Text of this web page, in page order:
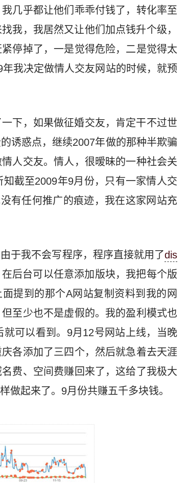
几乎都让他们乖乖付钱了，转化率至
我，我居然又让他们加点钱升个级，
停掉了，一是觉得危险，二是觉得太
我决定做情人交友网站的时候，就预
下，如果做征婚交友，肯定干不过世
诱惑点，继续2007年做的那种半欺骗
人交友。情人，很暧昧的一种社会关
截至2009年9月份，只有一家情人交
有任何推广的痕迹，我在这家网站充
于我不会写程序，程序直接就用了dis
后台可以任意添加版块，我把每个版
提到的那个A网站复制资料到我的网
至少也不是虚假的。我的盈利模式也
可以看到。9月12号网站上线，当晚
各添加了三四个，然后就急着去天涯
费、空间费赚回来了，这给了我极大
做起来了。9月份共赚五千多块钱。